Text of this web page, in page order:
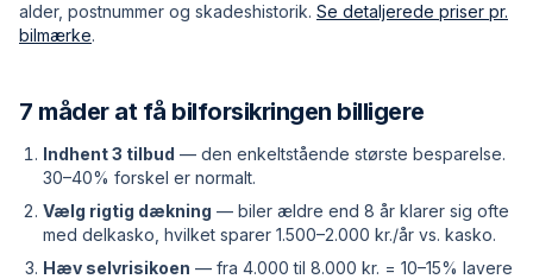
alder, postnummer og skadeshistorik. Se detaljerede priser pr.
bilmærke.
7 måder at få bilforsikringen billigere
Indhent 3 tilbud — den enkeltstående største besparelse.
30–40% forskel er normalt.
Vælg rigtig dækning — biler ældre end 8 år klarer sig ofte
med delkasko, hvilket sparer 1.500–2.000 kr./år vs. kasko.
Hæv selvrisikoen — fra 4.000 til 8.000 kr. = 10–15% lavere